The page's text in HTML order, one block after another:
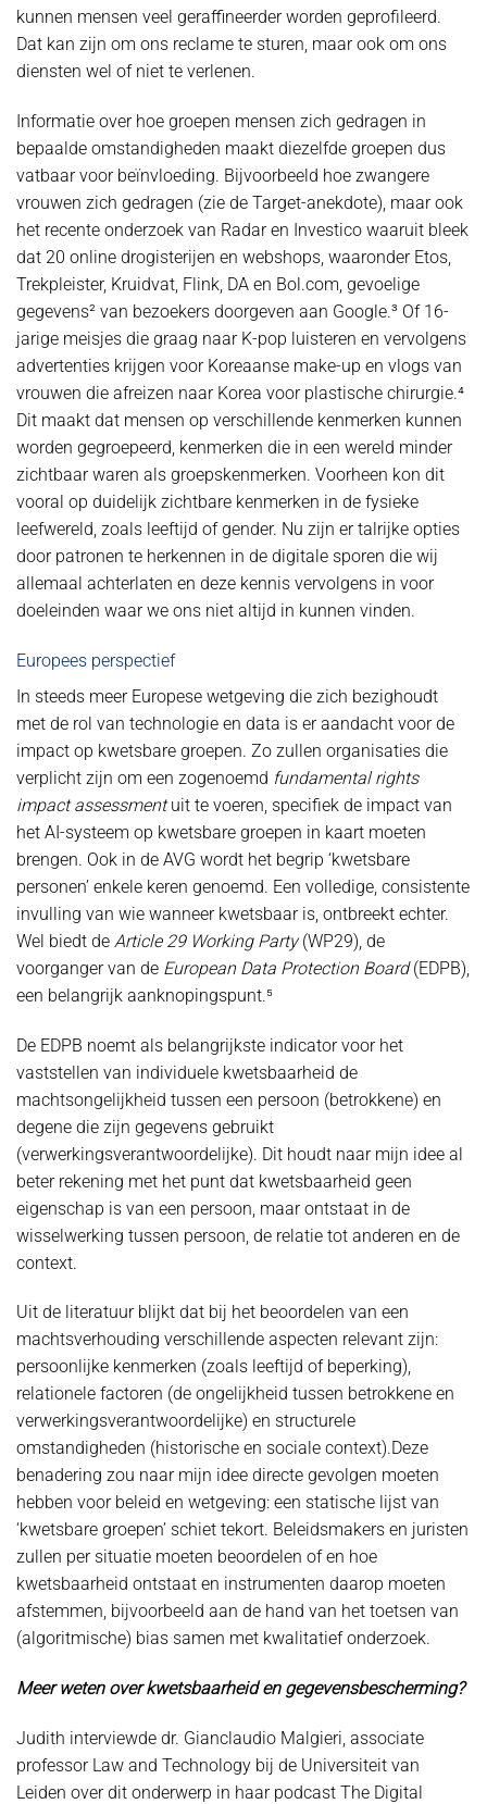
kunnen mensen veel geraffineerder worden geprofileerd.
Dat kan zijn om ons reclame te sturen, maar ook om ons
diensten wel of niet te verlenen.
Informatie over hoe groepen mensen zich gedragen in
bepaalde omstandigheden maakt diezelfde groepen dus
vatbaar voor beïnvloeding. Bijvoorbeeld hoe zwangere
vrouwen zich gedragen (zie de Target-anekdote), maar ook
het recente onderzoek van Radar en Investico waaruit bleek
dat 20 online drogisterijen en webshops, waaronder Etos,
Trekpleister, Kruidvat, Flink, DA en Bol.com, gevoelige
gegevens² van bezoekers doorgeven aan Google.³ Of 16-
jarige meisjes die graag naar K-pop luisteren en vervolgens
advertenties krijgen voor Koreaanse make-up en vlogs van
vrouwen die afreizen naar Korea voor plastische chirurgie.⁴
Dit maakt dat mensen op verschillende kenmerken kunnen
worden gegroepeerd, kenmerken die in een wereld minder
zichtbaar waren als groepskenmerken. Voorheen kon dit
vooral op duidelijk zichtbare kenmerken in de fysieke
leefwereld, zoals leeftijd of gender. Nu zijn er talrijke opties
door patronen te herkennen in de digitale sporen die wij
allemaal achterlaten en deze kennis vervolgens in voor
doeleinden waar we ons niet altijd in kunnen vinden.
Europees perspectief
In steeds meer Europese wetgeving die zich bezighoudt
met de rol van technologie en data is er aandacht voor de
impact op kwetsbare groepen. Zo zullen organisaties die
verplicht zijn om een zogenoemd fundamental rights
impact assessmentuit te voeren, specifiek de impact van
het AI-systeem op kwetsbare groepen in kaart moeten
brengen. Ook in de AVG wordt het begrip ‘kwetsbare
personen’ enkele keren genoemd. Een volledige, consistente
invulling van wie wanneer kwetsbaar is, ontbreekt echter.
Wel biedt de Article 29 Working Party(WP29), de
voorganger van de European Data Protection Board(EDPB),
een belangrijk aanknopingspunt.⁵
De EDPB noemt als belangrijkste indicator voor het
vaststellen van individuele kwetsbaarheid de
machtsongelijkheid tussen een persoon (betrokkene) en
degene die zijn gegevens gebruikt
(verwerkingsverantwoordelijke). Dit houdt naar mijn idee al
beter rekening met het punt dat kwetsbaarheid geen
eigenschap is van een persoon, maar ontstaat in de
wisselwerking tussen persoon, de relatie tot anderen en de
context.
Uit de literatuur blijkt dat bij het beoordelen van een
machtsverhouding verschillende aspecten relevant zijn:
persoonlijke kenmerken (zoals leeftijd of beperking),
relationele factoren (de ongelijkheid tussen betrokkene en
verwerkingsverantwoordelijke) en structurele
omstandigheden (historische en sociale context).Deze
benadering zou naar mijn idee directe gevolgen moeten
hebben voor beleid en wetgeving: een statische lijst van
‘kwetsbare groepen’ schiet tekort. Beleidsmakers en juristen
zullen per situatie moeten beoordelen of en hoe
kwetsbaarheid ontstaat en instrumenten daarop moeten
afstemmen, bijvoorbeeld aan de hand van het toetsen van
(algoritmische) bias samen met kwalitatief onderzoek.
Meer weten over kwetsbaarheid en gegevensbescherming?
Judith interviewde dr. Gianclaudio Malgieri, associate
professor Law and Technology bij de Universiteit van
Leiden over dit onderwerp in haar podcast The Digital